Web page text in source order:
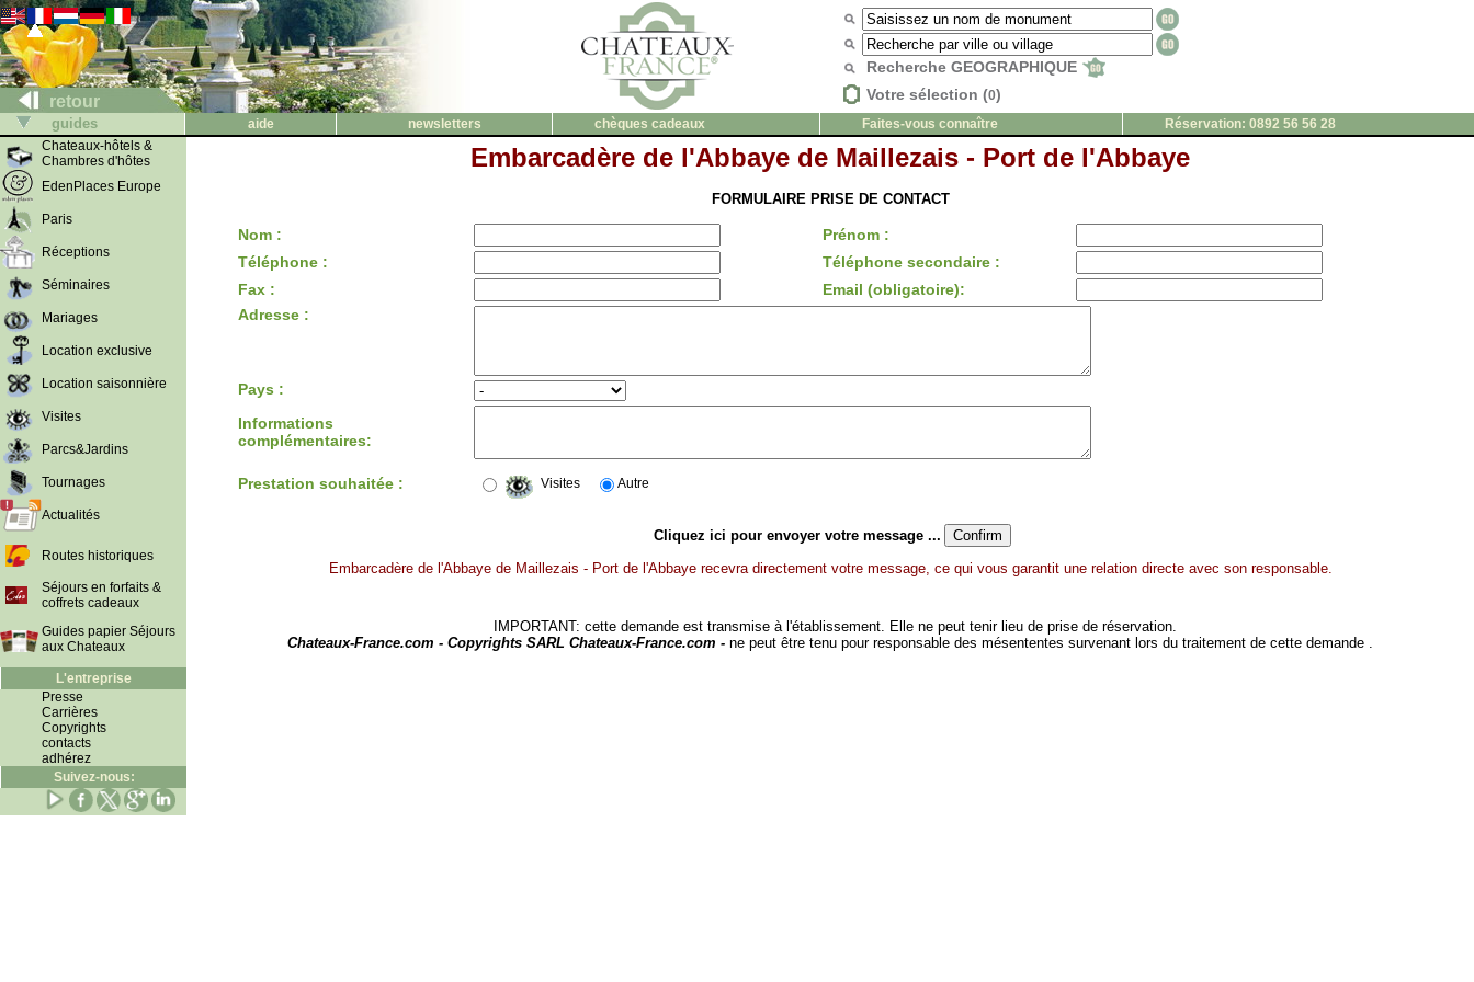
retour
Recherche GEOGRAPHIQUE
Votre sélection (0)
guides aide newsletters chèques cadeaux Faites-vous connaître
Réservation: 0892 56 56 28
Chateaux-hôtels &
Chambres d'hôtes
EdenPlaces Europe
Paris
Réceptions
Séminaires
Mariages
Location exclusive
Location saisonnière
Visites
Parcs&Jardins
Tournages
Actualités
Routes historiques
Séjours en forfaits &
coffrets cadeaux
Guides papier Séjours
aux Chateaux
L'entreprise
Presse
Carrières
Copyrights
contacts
adhérez
Suivez-nous:
Embarcadère de l'Abbaye de Maillezais - Port de l'Abbaye
FORMULAIRE PRISE DE CONTACT
Nom :
Prénom :
Téléphone :
Téléphone secondaire :
Fax :
Email (obligatoire):
Adresse :
Pays :
Informations
complémentaires:
Prestation souhaitée : Visites Autre
Cliquez ici pour envoyer votre message ...
Embarcadère de l'Abbaye de Maillezais - Port de l'Abbaye recevra directement votre message, ce qui vous garantit une relation directe avec son responsable.
IMPORTANT: cette demande est transmise à l'établissement. Elle ne peut tenir lieu de prise de réservation.
Chateaux-France.com - Copyrights SARL Chateaux-France.com - ne peut être tenu pour responsable des mésententes survenant lors du traitement de cette demande .